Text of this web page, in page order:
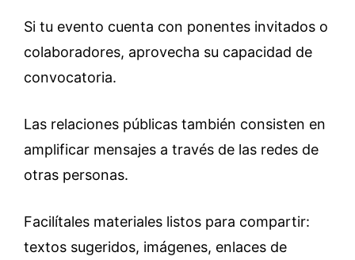
Si tu evento cuenta con ponentes invitados o
colaboradores, aprovecha su capacidad de
convocatoria.
Las relaciones públicas también consisten en
amplificar mensajes a través de las redes de
otras personas.
Facilítales materiales listos para compartir:
textos sugeridos, imágenes, enlaces de